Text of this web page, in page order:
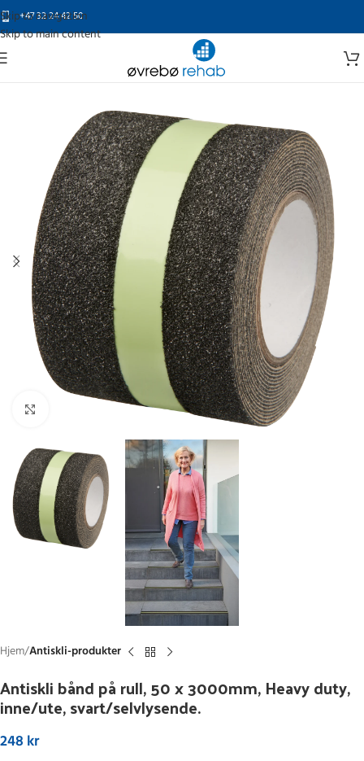
Skip to navigation
Skip to main content
+47 32 24 42 50
Hjem Antiskli-produkter
Antiskli bånd på rull, 50 x 3000mm, Heavy duty,
inne/ute, svart/selvlysende.
248 kr